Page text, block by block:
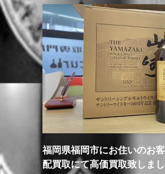
福岡県福岡市にお住いのお
配買取にて高価買取致しまし